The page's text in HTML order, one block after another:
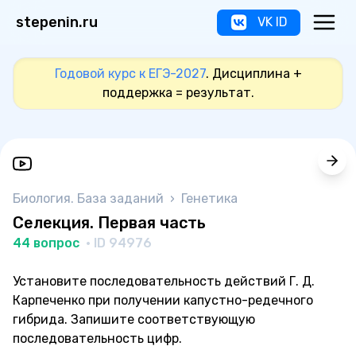
stepenin.ru VK ID
Годовой курс к ЕГЭ-2027. Дисциплина +
поддержка = результат.
Биология. База заданий › Генетика
Селекция. Первая часть
44 вопрос · ID 94976
Установите последовательность действий Г. Д.
Карпеченко при получении капустно-редечного
гибрида. Запишите соответствующую
последовательность цифр.